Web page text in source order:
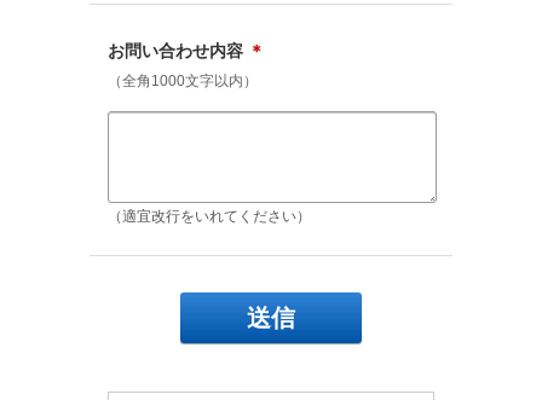
お問い合わせ内容 ＊
（全角1000文字以内）
（適宜改行をいれてください）